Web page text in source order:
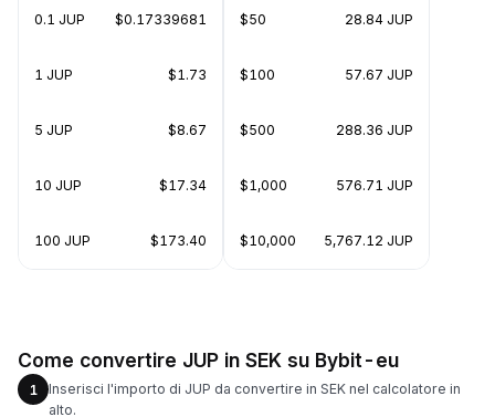
0.1 JUP $0.17339681
1 JUP $1.73
5 JUP $8.67
10 JUP $17.34
100 JUP $173.40
$50 28.84 JUP
$100 57.67 JUP
$500 288.36 JUP
$1,000 576.71 JUP
$10,000 5,767.12 JUP
Come convertire JUP in SEK su Bybit-eu
1
Inserisci l'importo di JUP da convertire in SEK nel calcolatore in
alto.